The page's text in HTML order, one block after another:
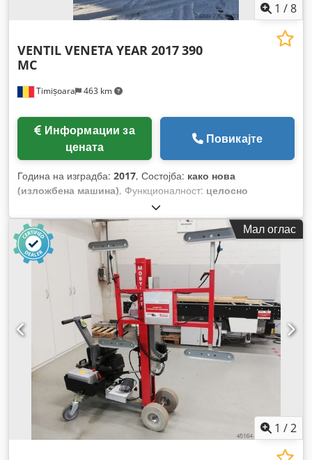
1 /8
Timișoara 463 km
VENTIL VENETA YEAR 2017390
MC
цената
Повикајте
Година на изградба: 2017, Состојба: како нова
(изложбена машина), Функционалност: целосно
Мал оглас
1 /2